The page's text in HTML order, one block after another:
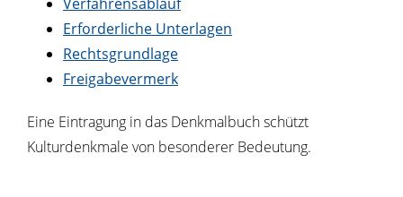
Erforderliche Unterlagen
Rechtsgrundlage
Freigabevermerk
Eine Eintragung in das Denkmalbuch schützt
Kulturdenkmale von besonderer Bedeutung.